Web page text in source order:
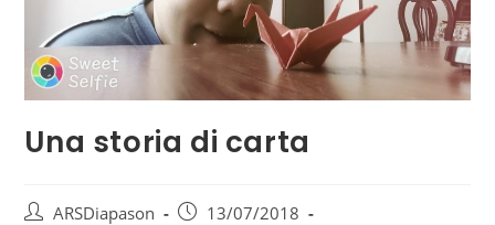
Una storia di carta
ARSDiapason
13/07/2018